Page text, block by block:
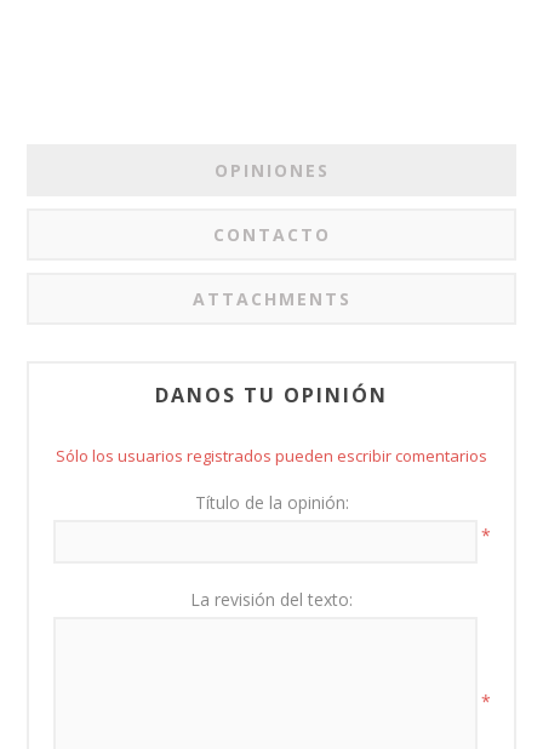
OPINIONES
CONTACTO
ATTACHMENTS
DANOS TU OPINIÓN
Sólo los usuarios registrados pueden escribir comentarios
Título de la opinión:
*
La revisión del texto:
*